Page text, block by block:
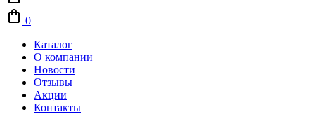
0
Каталог
О компании
Новости
Отзывы
Акции
Контакты